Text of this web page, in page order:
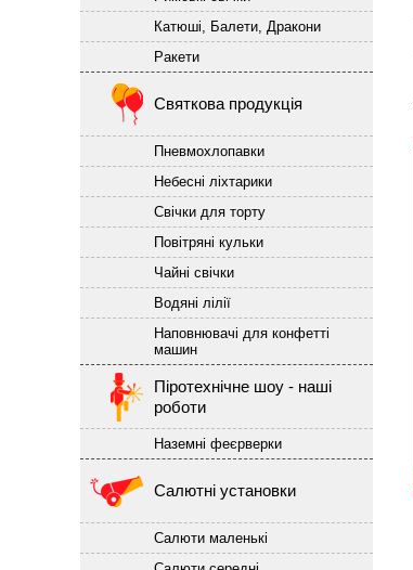
Катюші, Балети, Дракони
Ракети
Святкова продукція
Пневмохлопавки
Небесні ліхтарики
Свічки для торту
Повітряні кульки
Чайні свічки
Водяні лілії
Наповнювачі для конфетті
машин
Піротехнічне шоу - наші
роботи
Наземні феєрверки
Салютні установки
Салюти маленькі